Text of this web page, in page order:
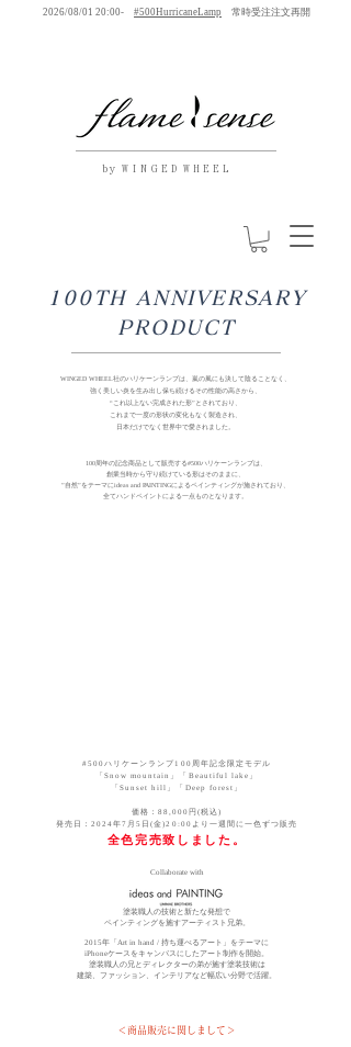
by W I N G E D W H E E L
2026/08/01 20:00- #500HurricaneLamp 常時受注注文再開
100TH ANNIVERSARY
PRODUCT
WINGED WHEEL社のハリケーンランプは、嵐の風にも決して陰ることなく、
強く美しい炎を生み出し保ち続けるその性能の高さから、
“これ以上ない完成された形”とされており、
これまで一度の形状の変化もなく製造され、
日本だけでなく世界中で愛されました。
100周年の記念商品として販売する#500ハリケーンランプは、
創業当時から守り続けている形はそのままに、
”自然”をテーマにideas and PAINTINGによるペインティングが施されており、
全てハンドペイントによる一点ものとなります。
#500ハリケーンランプ100周年記念限定モデル
「Snow mountain」「Beautiful lake」
「Sunset hill」「Deep forest」
価格：88,000円(税込)
​発売日：2024年7月5日(金)20:00より​一週間に一色ずつ販売
​全色完売致しました。
Collaborate with
塗装職人の技術と新たな発想で
ペインティングを施すアーティスト兄弟。
2015年「Art in hand / 持ち運べるアート」をテーマに
iPhoneケースをキャンバスにしたアート制作を開始。
塗装職人の兄とディレクターの弟が施す塗装技術は
建築、ファッション、インテリアなど幅広い分野で活躍。​
＜商品販売に関しまして＞​